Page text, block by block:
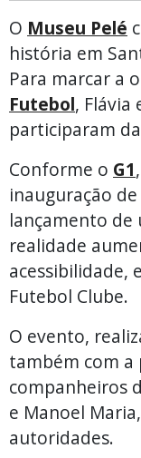
O Museu Pelé
história em
Para marcar a
Futebol, Flávia
participaram
Conforme o G1
inauguração
lançamento
realidade
acessibilidade,
Futebol Clube.
O evento,
também com a
companheiros
e Manoel
autoridades.